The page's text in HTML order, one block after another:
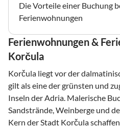
Die Vorteile einer Buchung
Ferienwohnungen
Ferienwohnungen &
Korčula
Korčula liegt vor der
gilt als eine der grünsten und
Inseln der Adria. Malerische
Sandstrände, Weinberge und
Kern der Stadt Korčula